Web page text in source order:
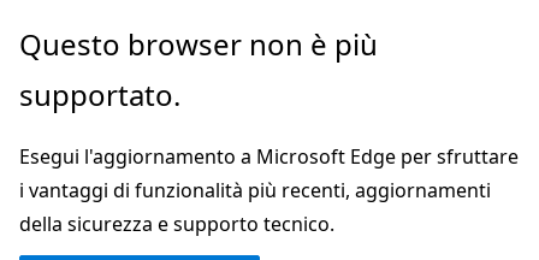
Ignora
passa
contenuto
principale
Passare
allo
spostamento
pagina
Questo browser non è più
supportato.
Esegui l'aggiornamento a Microsoft Edge per sfruttare
i vantaggi di funzionalità più recenti, aggiornamenti
della sicurezza e supporto tecnico.